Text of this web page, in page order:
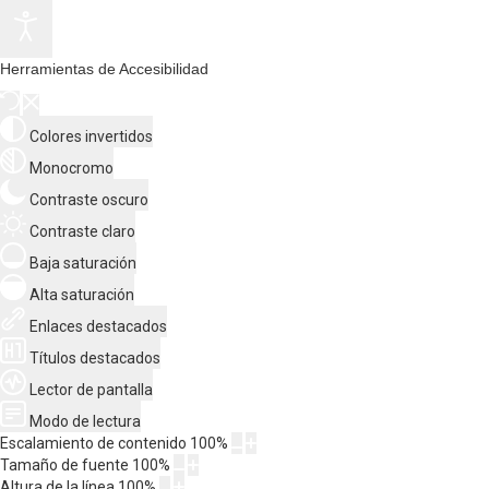
Herramientas de Accesibilidad
Colores invertidos
Monocromo
Contraste oscuro
Contraste claro
Baja saturación
Alta saturación
Enlaces destacados
Títulos destacados
Lector de pantalla
Modo de lectura
Escalamiento de contenido 100%
Tamaño de fuente 100%